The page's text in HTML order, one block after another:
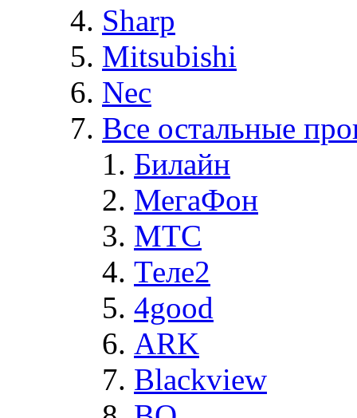
Sharp
Mitsubishi
Nec
Все остальные
Билайн
МегаФон
MTC
Теле2
4good
ARK
Blackview